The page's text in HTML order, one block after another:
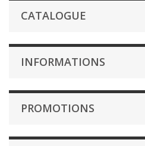
CATALOGUE
INFORMATIONS
PROMOTIONS